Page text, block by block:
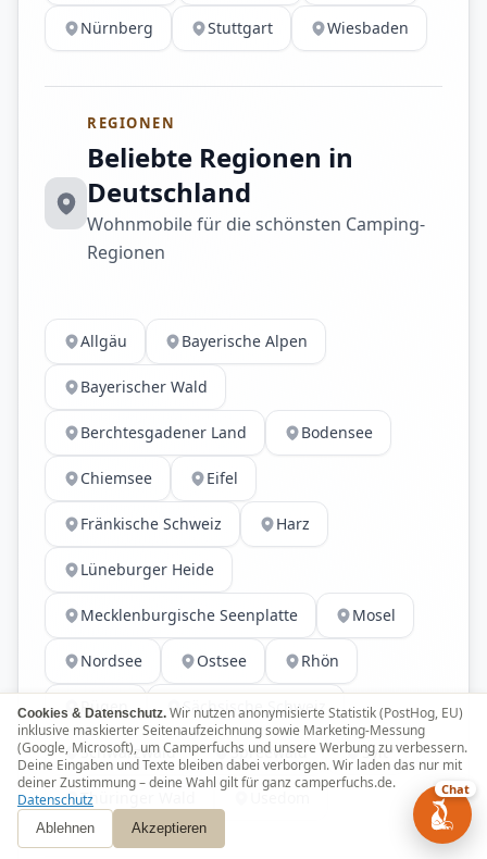
Nürnberg Stuttgart Wiesbaden
REGIONEN
Beliebte Regionen in
Deutschland
Wohnmobile für die schönsten Camping-
Regionen
Allgäu Bayerische Alpen
Bayerischer Wald
Berchtesgadener Land Bodensee
Chiemsee Eifel
Fränkische Schweiz Harz
Lüneburger Heide
Mecklenburgische Seenplatte Mosel
Nordsee Ostsee Rhön
Rügen Sächsische Schweiz
Schwarzwald Spreewald Sylt
Thüringer Wald Usedom
Cookies & Datenschutz. Wir nutzen anonymisierte Statistik (PostHog, EU)
inklusive maskierter Seitenaufzeichnung sowie Marketing-Messung
(Google, Microsoft), um Camperfuchs und unsere Werbung zu verbessern.
Deine Eingaben und Texte bleiben dabei verborgen. Wir laden das nur mit
deiner Zustimmung – deine Wahl gilt für ganz camperfuchs.de.
Datenschutz
Ablehnen Akzeptieren
Chat